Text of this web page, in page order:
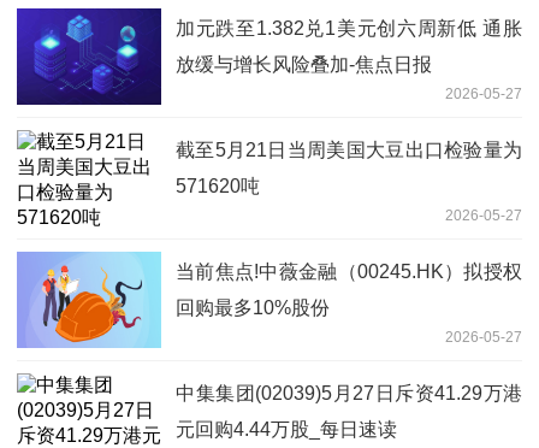
加元跌至1.382兑1美元创六周新低 通胀
放缓与增长风险叠加-焦点日报
2026-05-27
截至5月21日当周美国大豆出口检验量为
571620吨
2026-05-27
当前焦点!中薇金融（00245.HK）拟授权
回购最多10%股份
2026-05-27
中集集团(02039)5月27日斥资41.29万港
元回购4.44万股_每日速读